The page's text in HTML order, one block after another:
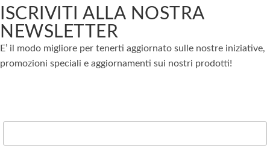
ISCRIVITI ALLA NOSTRA
NEWSLETTER
E’ il modo migliore per tenerti aggiornato sulle nostre iniziative,
promozioni speciali e aggiornamenti sui nostri prodotti!